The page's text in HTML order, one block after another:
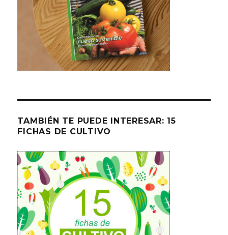
TAMBIÉN TE PUEDE INTERESAR: 15
FICHAS DE CULTIVO